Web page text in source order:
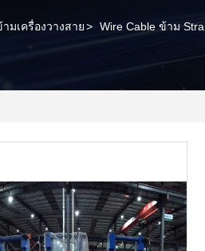
มเครื่องวางสาย> Wire Cable ข้าม